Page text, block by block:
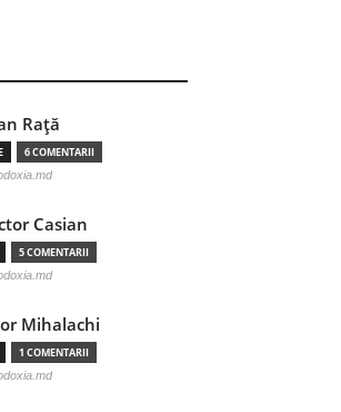
Raţă
6 COMENTARII
Casian
5 COMENTARII
Mihalachi
1 COMENTARII